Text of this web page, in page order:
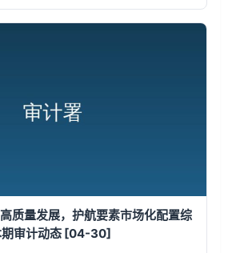
质量发展，护航要素市场化配置综
审计动态 [04-30]